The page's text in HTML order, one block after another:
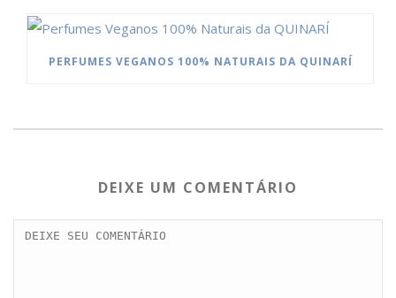
PERFUMES VEGANOS 100% NATURAIS DA QUINARÍ
DEIXE UM COMENTÁRIO